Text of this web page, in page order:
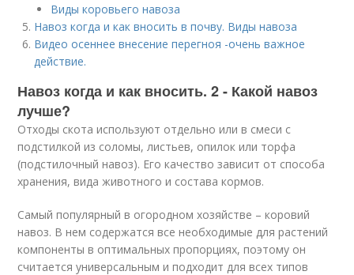
Виды коровьего навоза
Навоз когда и как вносить в почву. Виды навоза
Видео осеннее внесение перегноя -очень важное
действие.
Навоз когда и как вносить. 2 - Какой навоз
лучше?
Отходы скота используют отдельно или в смеси с
подстилкой из соломы, листьев, опилок или торфа
(подстилочный навоз). Его качество зависит от способа
хранения, вида животного и состава кормов.
Самый популярный в огородном хозяйстве – коровий
навоз. В нем содержатся все необходимые для растений
компоненты в оптимальных пропорциях, поэтому он
считается универсальным и подходит для всех типов